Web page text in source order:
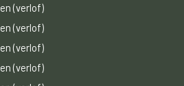
(verlof)
(verlof)
(verlof)
(verlof)